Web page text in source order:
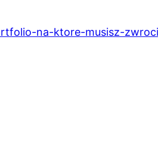
na-ktore-musisz-